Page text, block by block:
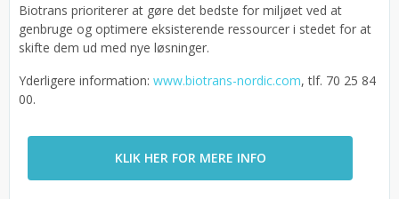
Biotrans prioriterer at gøre det bedste for miljøet ved at
genbruge og optimere eksisterende ressourcer i stedet for at
skifte dem ud med nye løsninger.
Yderligere information: www.biotrans-nordic.com, tlf. 70 25 84
00.
KLIK HER FOR MERE INFO